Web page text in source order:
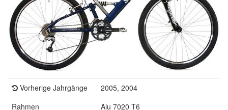
Vorherige Jahrgänge
2005, 2004
Rahmen
Alu 7020 T6